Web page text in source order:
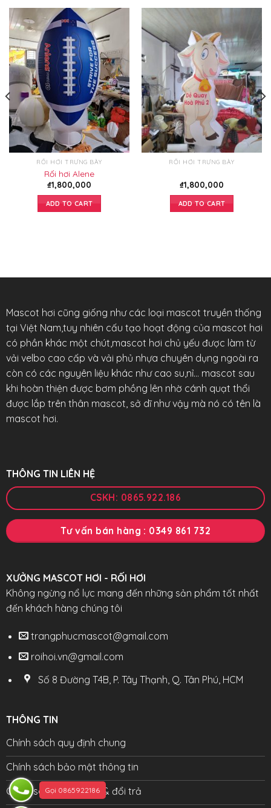
RỐI HƠI TRƯNG BÀY
Rối hơi Alene
₫1,800,000
ADD TO CART
RỐI HƠI TRƯNG BÀY
₫1,800,000
ADD TO CART
Mascot hơi cũng giống như các loại mascot truyền thống
tại Việt Nam,tuy nhiên cấu tạo hoạt động của mascot hơi
có phần khác một chút,mascot hơi chủ yếu được làm từ
vải velbo cao cấp và vải phủ nhựa chuyên dụng ngoài ra
còn có các nguyên liệu khác như cao su,nỉ… mascot sau
khi hoàn thiện được bơm phồng lên nhờ cánh quạt thổi
được lắp trên thân mascot, sở dĩ như vậy mà nó có tên là
mascot hơi.
THÔNG TIN LIÊN HỆ
CSKH: 0865.922.186
Tư vấn bán hàng : 0349 861 732
XƯỞNG MASCOT HƠI - RỐI HƠI
Không ngừng nổ lực mang đến những sản phẩm tốt nhất
đến khách hàng chúng tôi
trangphucmascot@gmail.com
roihoi.vn@gmail.com
Số 8 Đường T4B, P. Tây Thạnh, Q. Tân Phú, HCM
THÔNG TIN
Chính sách quy định chung
Chính sách bảo mật thông tin
Chính sách bảo hành & đổi trả
Gọi 0865922186